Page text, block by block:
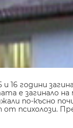
години
е загинало на
по-късно
от психолози.